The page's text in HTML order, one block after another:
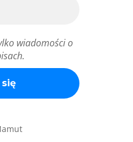
wiadomości o